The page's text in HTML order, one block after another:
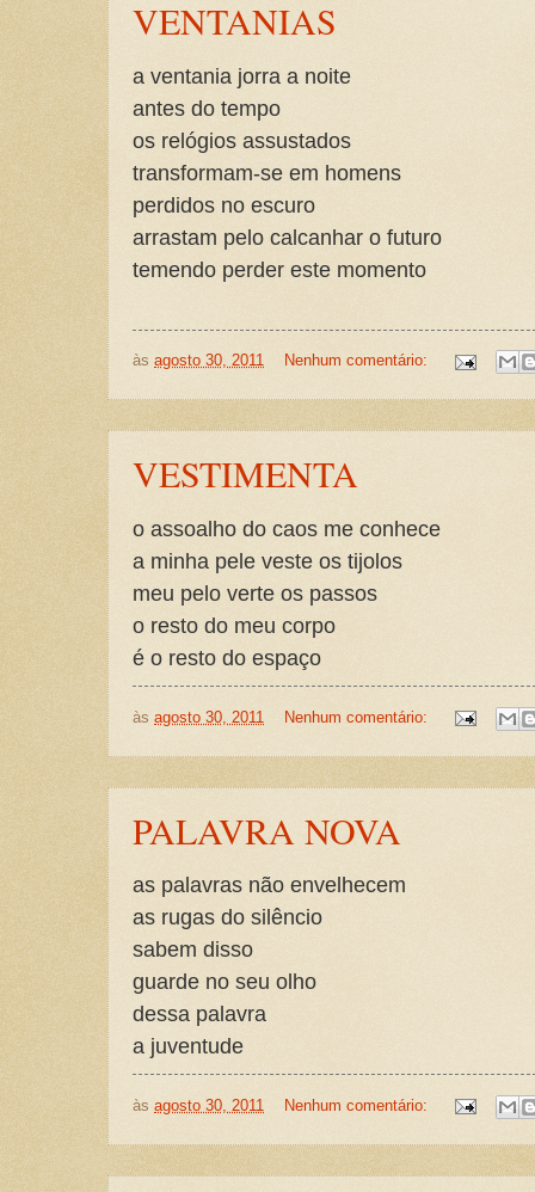
VENTANIAS
a ventania jorra a noite
antes do tempo
os relógios assustados
transformam-se em homens
perdidos no escuro
arrastam pelo calcanhar o futuro
temendo perder este momento
às agosto 30, 2011 Nenhum comentário:
VESTIMENTA
o assoalho do caos me conhece
a minha pele veste os tijolos
meu pelo verte os passos
o resto do meu corpo
é o resto do espaço
às agosto 30, 2011 Nenhum comentário:
PALAVRA NOVA
as palavras não envelhecem
as rugas do silêncio
sabem disso
guarde no seu olho
dessa palavra
a juventude
às agosto 30, 2011 Nenhum comentário: